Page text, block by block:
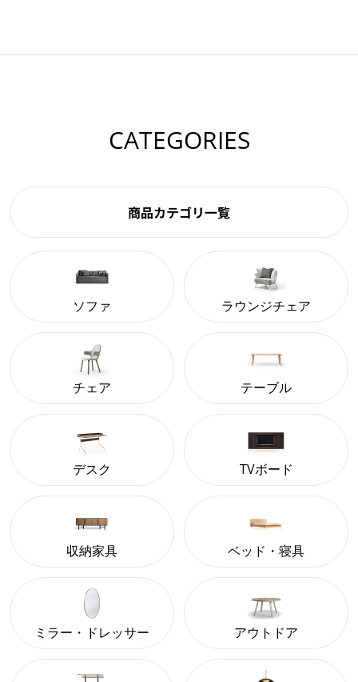
CATEGORIES
商品カテゴリ一覧
ソファ ラウンジチェア
チェア テーブル
デスク TVボード
収納家具 ベッド・寝具
ミラー・ドレッサー アウトドア